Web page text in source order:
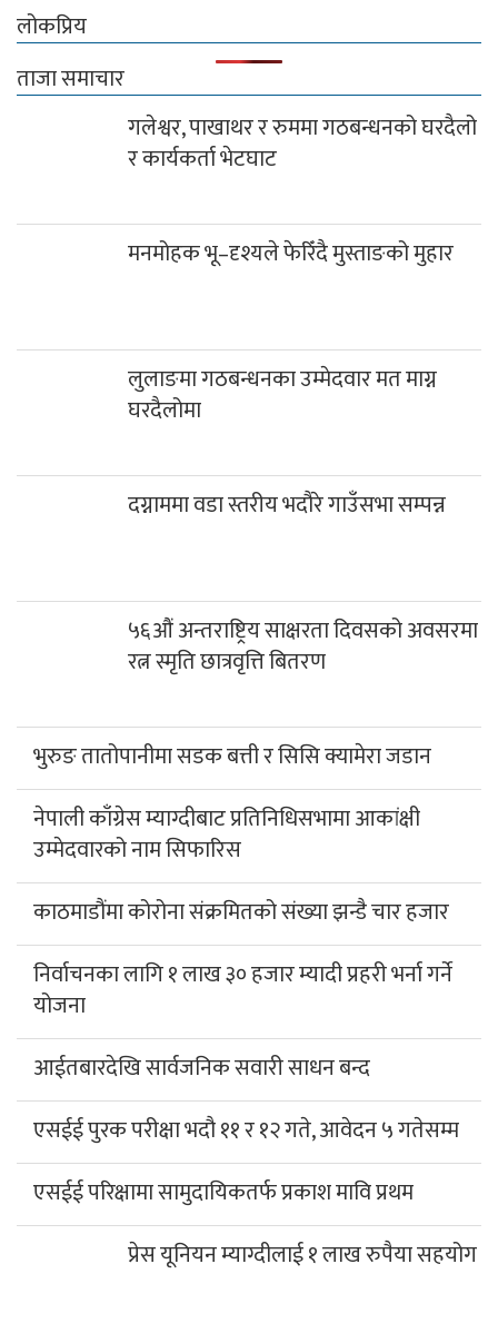
लोकप्रिय
ताजा समाचार
गलेश्वर, पाखाथर र रुममा गठबन्धनको घरदैलो
र कार्यकर्ता भेटघाट
मनमोहक भू–दृश्यले फेरिँदै मुस्ताङको मुहार
लुलाङमा गठबन्धनका उम्मेदवार मत माग्न
घरदैलोमा
दग्नाममा वडा स्तरीय भदौरे गाउँसभा सम्पन्न
५६औं अन्तराष्ट्रिय साक्षरता दिवसको अवसरमा
रत्न स्मृति छात्रवृत्ति बितरण
भुरुङ तातोपानीमा सडक बत्ती र सिसि क्यामेरा जडान
नेपाली काँग्रेस म्याग्दीबाट प्रतिनिधिसभामा आकांक्षी
उम्मेदवारको नाम सिफारिस
काठमाडौंमा कोरोना संक्रमितको संख्या झन्डै चार हजार
निर्वाचनका लागि १ लाख ३० हजार म्यादी प्रहरी भर्ना गर्ने
योजना
आईतबारदेखि सार्वजनिक सवारी साधन बन्द
एसईई पुरक परीक्षा भदौ ११ र १२ गते, आवेदन ५ गतेसम्म
एसईई परिक्षामा सामुदायिकतर्फ प्रकाश मावि प्रथम
प्रेस यूनियन म्याग्दीलाई १ लाख रुपैया सहयोग